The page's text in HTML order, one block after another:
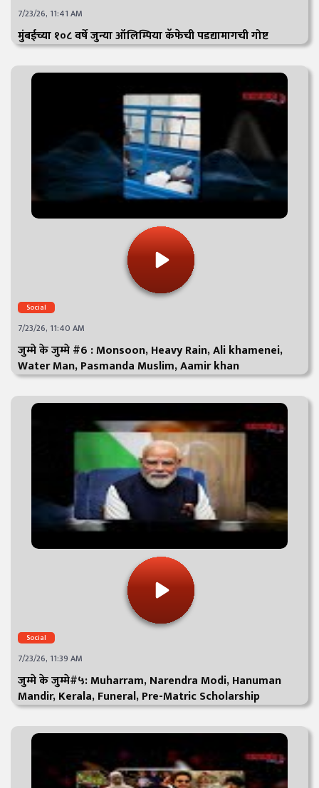
7/23/26, 11:41 AM
मुंबईच्या १०८ वर्षे जुन्या ऑलिम्पिया कॅफेची पडद्यामागची गोष्ट
Social
7/23/26, 11:40 AM
जुम्मे के जुम्मे #6 : Monsoon, Heavy Rain, Ali khamenei,
Water Man, Pasmanda Muslim, Aamir khan
Social
7/23/26, 11:39 AM
जुम्मे के जुम्मे#५: Muharram, Narendra Modi, Hanuman
Mandir, Kerala, Funeral, Pre-Matric Scholarship